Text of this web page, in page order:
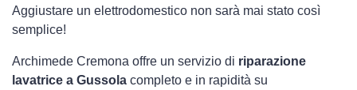
Aggiustare un elettrodomestico non sarà mai stato così
semplice!
Archimede Cremona offre un servizio di riparazione
lavatrice a Gussola completo e in rapidità su